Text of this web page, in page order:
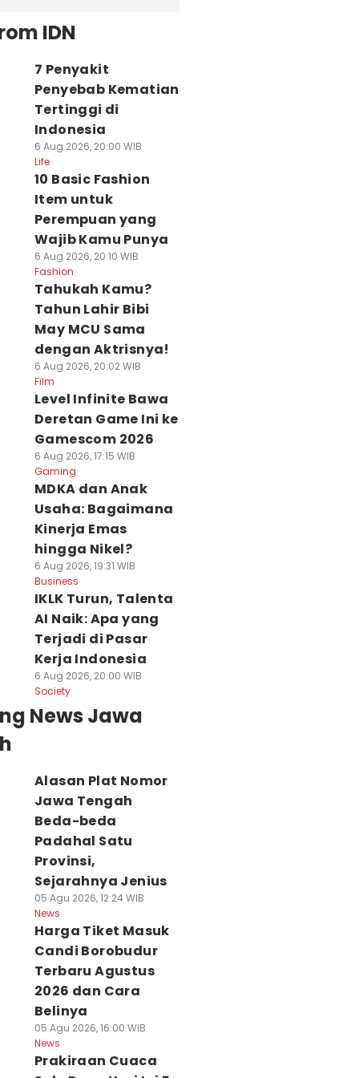
IDN
7 Penyakit
Penyebab Kematian
Tertinggi di
Indonesia
6 Aug 2026, 20:00 WIB
Life
10 Basic Fashion
Item untuk
Perempuan yang
Wajib Kamu Punya
6 Aug 2026, 20:10 WIB
Fashion
Tahukah Kamu?
Tahun Lahir Bibi
May MCU Sama
dengan Aktrisnya!
6 Aug 2026, 20:02 WIB
Film
Level Infinite Bawa
Deretan Game Ini ke
Gamescom 2026
6 Aug 2026, 17:15 WIB
Gaming
MDKA dan Anak
Usaha: Bagaimana
Kinerja Emas
hingga Nikel?
6 Aug 2026, 19:31 WIB
Business
IKLK Turun, Talenta
AI Naik: Apa yang
Terjadi di Pasar
Kerja Indonesia
6 Aug 2026, 20:00 WIB
Society
News Jawa
Alasan Plat Nomor
Jawa Tengah
Beda-beda
Padahal Satu
Provinsi,
Sejarahnya Jenius
05 Agu 2026, 12:24 WIB
News
Harga Tiket Masuk
Candi Borobudur
Terbaru Agustus
2026 dan Cara
Belinya
05 Agu 2026, 16:00 WIB
News
Prakiraan Cuaca